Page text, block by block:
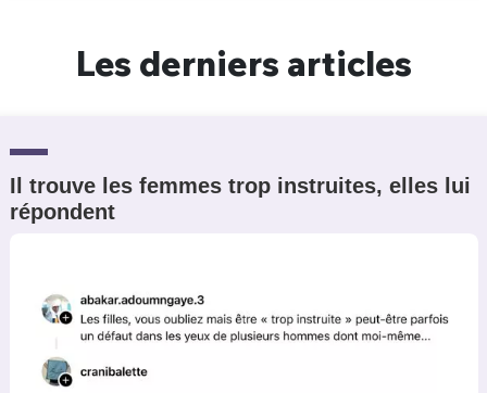
Les derniers articles
Il trouve les femmes trop instruites, elles lui
répondent
Un Thread